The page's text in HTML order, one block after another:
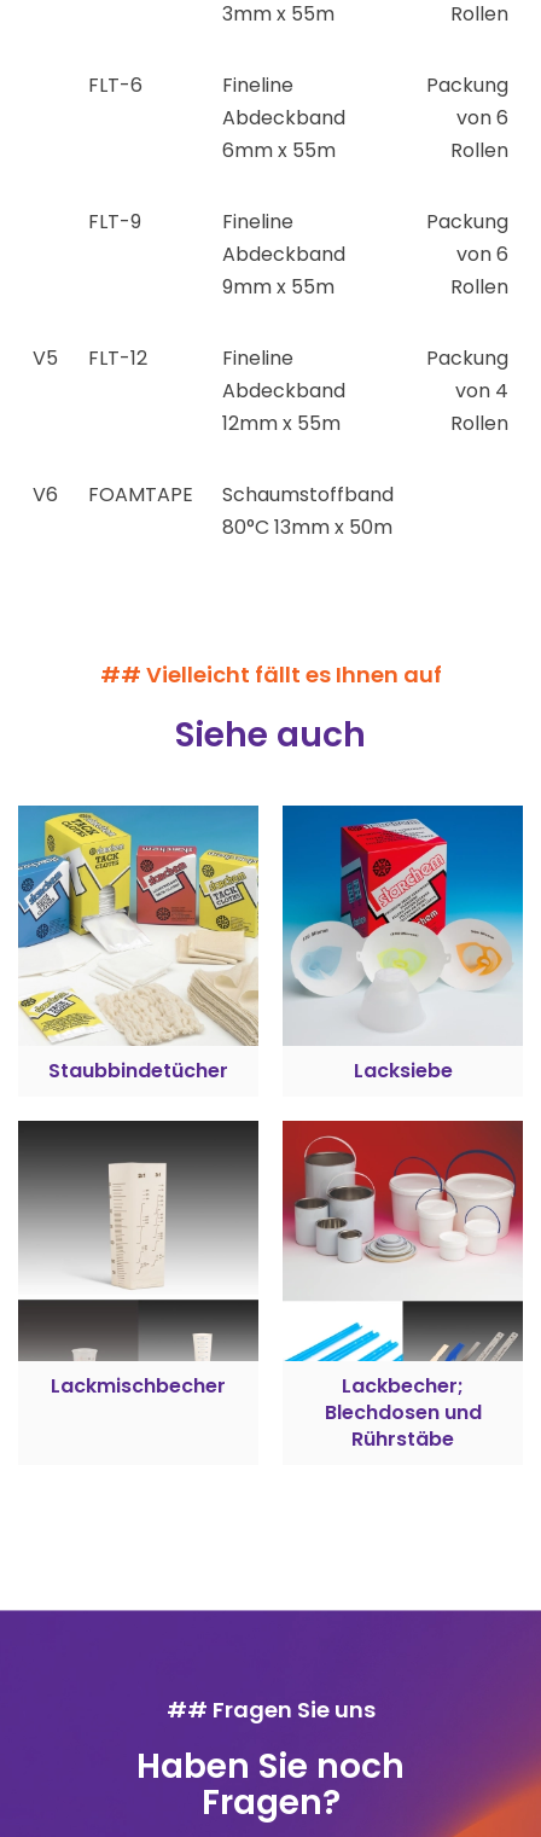
3mm x 55m Rollen
FLT-6
Fineline
Abdeckband
6mm x 55m
Packung
von 6
Rollen
FLT-9
Fineline
Abdeckband
9mm x 55m
Packung
von 6
Rollen
V5 FLT-12
Fineline
Abdeckband
12mm x 55m
Packung
von 4
Rollen
V6 FOAMTAPE
Schaumstoffband
80°C 13mm x 50m
## Vielleicht fällt es Ihnen auf
Siehe auch
Staubbindetücher Lacksiebe
Lackmischbecher
Lackbecher;
Blechdosen und
Rührstäbe
## Fragen Sie uns
Haben Sie noch
Fragen?